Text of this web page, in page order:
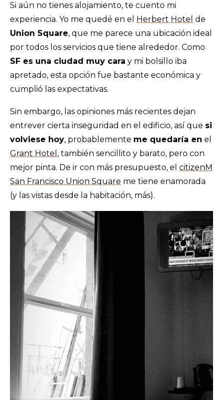
Si aún no tienes alojamiento, te cuento mi
experiencia. Yo me quedé en el Herbert Hotel de
Union Square, que me parece una ubicación ideal
por todos los servicios que tiene alrededor. Como
SF es una ciudad muy cara y mi bolsillo iba
apretado, esta opción fue bastante económica y
cumplió las expectativas.
Sin embargo, las opiniones más recientes dejan
entrever cierta inseguridad en el edificio, así que si
volviese hoy, probablemente me quedaría en el
Grant Hotel , también sencillito y barato, pero con
mejor pinta. De ir con más presupuesto, el citizenM
San Francisco Union Square me tiene enamorada
(y las vistas desde la habitación, más).